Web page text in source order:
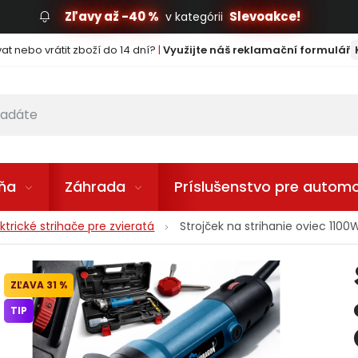
Zľavy až -40 % v kategórii Slevoakce!
nebo vrátit zboží do 14 dní? | Využijte náš reklamační formulář
Záhrada Príslušenstvo pre
strihače pre zvieratá Strojček na strihanie oviec
31 %
TIP